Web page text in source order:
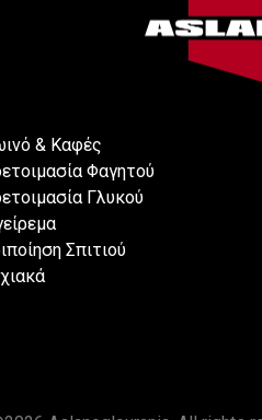
& Καφές
Φαγητού
Γλυκού
Σπιτιού